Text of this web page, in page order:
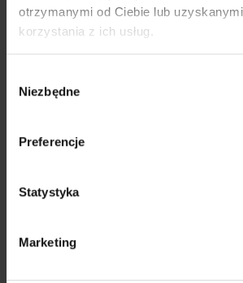
otrzymanymi od Ciebie lub
korzystania z ich usług.
zgody
Niezbędne
Preferencje
Statystyka
Marketing